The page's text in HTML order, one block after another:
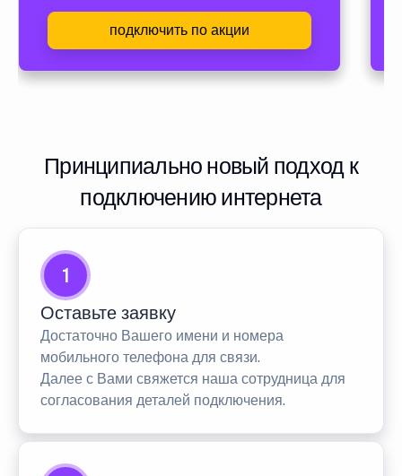
подключить по акции
Принципиально новый подход к
подключению интернета
1
Оставьте заявку
Достаточно Вашего имени и номера
мобильного телефона для связи.
Далее с Вами свяжется наша сотрудница для
согласования деталей подключения.